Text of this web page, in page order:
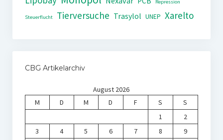
Repression
Steuerflucht Tierversuche Trasylol UNEP Xarelto
CBG Artikelarchiv
August 2026
M
D M D F S
S
1
2
3
4 5 6 7 8
9